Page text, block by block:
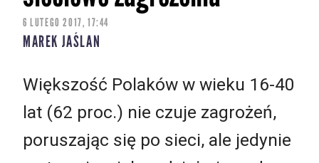
6 LUTEGO 2017, 17:44
MAREK JAŚLAN
Większość Polaków w wieku 16-40
lat (62 proc.) nie czuje zagrożeń,
poruszając się po sieci, ale jedynie